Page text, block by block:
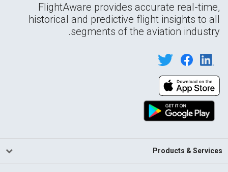
FlightAware provides accurate real-time,
historical and predictive flight insights to all
segments of the aviation industry.
Products & Services